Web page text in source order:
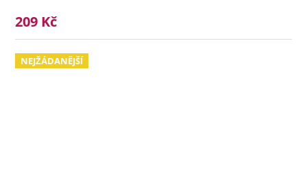
209 Kč
NEJŽÁDANĚJŠÍ